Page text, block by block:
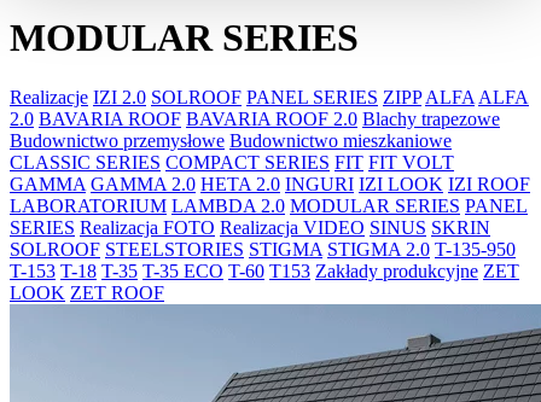
MODULAR SERIES
Realizacje IZI 2.0 SOLROOF PANEL SERIES ZIPP ALFA ALFA
2.0 BAVARIA ROOF BAVARIA ROOF 2.0 Blachy trapezowe
Budownictwo przemysłowe Budownictwo mieszkaniowe
CLASSIC SERIES COMPACT SERIES FIT FIT VOLT
GAMMA GAMMA 2.0 HETA 2.0 INGURI IZI LOOK IZI ROOF
LABORATORIUM LAMBDA 2.0 MODULAR SERIES PANEL
SERIES Realizacja FOTO Realizacja VIDEO SINUS SKRIN
SOLROOF STEELSTORIES STIGMA STIGMA 2.0 T-135-950
T-153 T-18 T-35 T-35 ECO T-60 T153 Zakłady produkcyjne ZET
LOOK ZET ROOF